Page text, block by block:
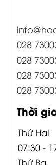
028
028
028
028
Thời
Thứ Hai
07:30 -
Thứ Ba